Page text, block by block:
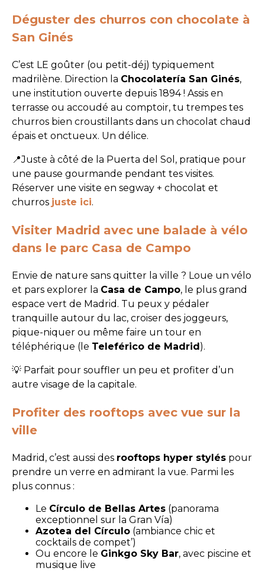
Déguster des churros con chocolate à
San Ginés
C’est LE goûter (ou petit-déj) typiquement
madrilène. Direction la Chocolatería San Ginés,
une institution ouverte depuis 1894 ! Assis en
terrasse ou accoudé au comptoir, tu trempes tes
churros bien croustillants dans un chocolat chaud
épais et onctueux. Un délice.
📍Juste à côté de la Puerta del Sol, pratique pour
une pause gourmande pendant tes visites.
Réserver une visite en segway + chocolat et
churros juste ici.
Visiter Madrid avec une balade à vélo
dans le parc Casa de Campo
Envie de nature sans quitter la ville ? Loue un vélo
et pars explorer la Casa de Campo, le plus grand
espace vert de Madrid. Tu peux y pédaler
tranquille autour du lac, croiser des joggeurs,
pique-niquer ou même faire un tour en
téléphérique (le Teleférico de Madrid).
💡 Parfait pour souffler un peu et profiter d’un
autre visage de la capitale.
Profiter des rooftops avec vue sur la
ville
Madrid, c’est aussi des rooftops hyper stylés pour
prendre un verre en admirant la vue. Parmi les
plus connus :
Le Círculo de Bellas Artes (panorama
exceptionnel sur la Gran Vía)
Azotea del Círculo (ambiance chic et
cocktails de compet’)
Ou encore le Ginkgo Sky Bar, avec piscine et
musique live